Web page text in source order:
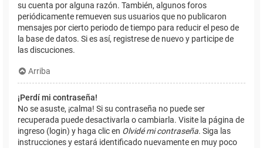
su cuenta por alguna razón. También, algunos foros
periódicamente remueven sus usuarios que no publicaron
mensajes por cierto periodo de tiempo para reducir el peso de
la base de datos. Si es así, registrese de nuevo y participe de
las discuciones.
Arriba
¡Perdí mi contraseña!
No se asuste, ¡calma! Si su contraseña no puede ser
recuperada puede desactivarla o cambiarla. Visite la página de
ingreso (login) y haga clic en Olvidé mi contraseña. Siga las
instrucciones y estará identificado nuevamente en muy poco